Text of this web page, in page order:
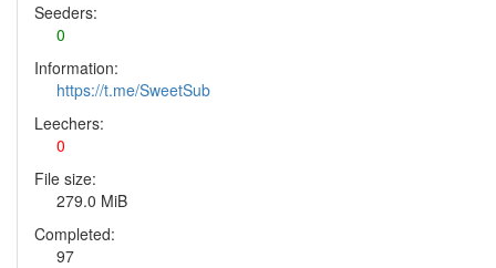
Seeders:
0
Information:
https://t.me/SweetSub
Leechers:
0
File size:
279.0 MiB
Completed:
97